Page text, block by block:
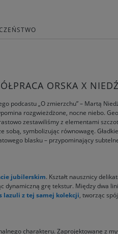
ORSKA X
podcastu „O zmierzchu” – Martą
rozgwieżdżone, nocne niebo.
zestawiliśmy z elementami
symbolizując równowagę.
blasku – przypominający
jubilerskim. Kształt nausznicy
grę tekstur. Między dwa
lazuli z tej samej kolekcji, tworząc
charakteru. Zaprojektowane z